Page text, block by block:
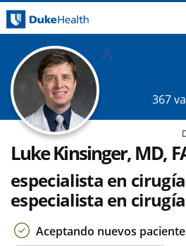
367
Luke Kinsinger, MD,
especialista en
especialista en
Aceptando nuevos